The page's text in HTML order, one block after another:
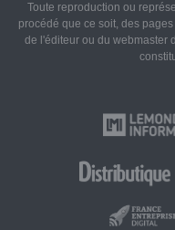
Toute reproduction ou
procédé que ce soit, des
de l'éditeur ou du webmaster